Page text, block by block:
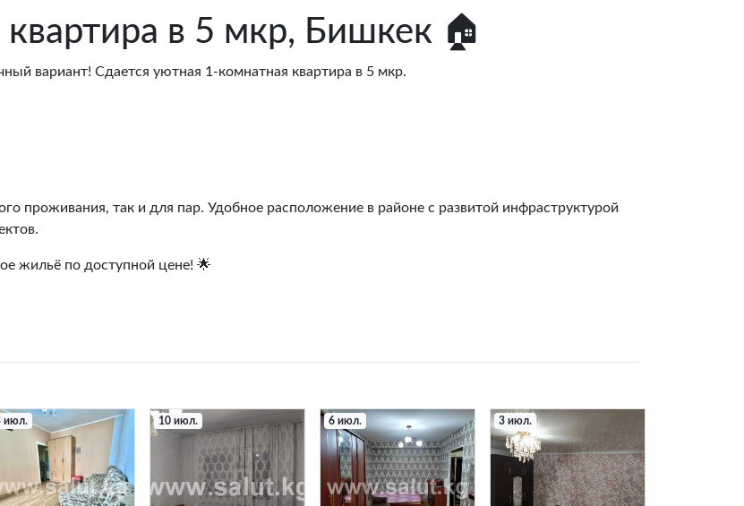
в 5 мкр, Бишкек 🏠
вариант! Сдается уютная 1-комнатная квартира в 5 мкр.
проживания, так и для пар. Удобное расположение в районе с развитой инфраструктурой
жильё по доступной цене! 🌟
июл. 10 июл. 6 июл. 3 июл.